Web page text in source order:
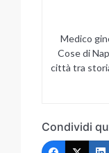
Medico
Cose di
città tra
Condividi